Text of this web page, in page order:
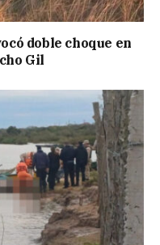
doble choque en
Gil